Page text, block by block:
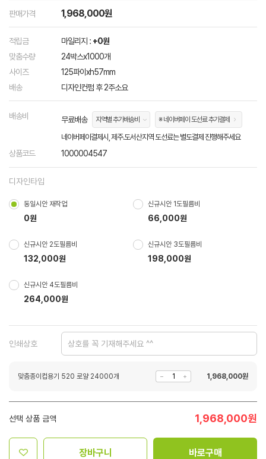
판매가격 1,968,000원
적립금 마일리지 : +0원
맞춤수량
24박스x1000개
사이즈
125파이xh57mm
배송
디자인컨펌 후 2주소요
배송비 무료배송 지역별 추가배송비 ※ 네이버페이 도선료 추가결제
네이버페이결제시, 제주.도서산지역 도선료는 별도결제 진행해주세요
상품코드 1000004547
디자인타입
동일시안 재작업
0원
신규시안 1도필름비
66,000원
신규시안 2도필름비
132,000원
신규시안 3도필름비
198,000원
신규시안 4도필름비
264,000원
인쇄상호
맞춤종이컵용기 520 로얄 24000개 1,968,000원
선택 상품 금액 1,968,000원
장바구니 바로구매